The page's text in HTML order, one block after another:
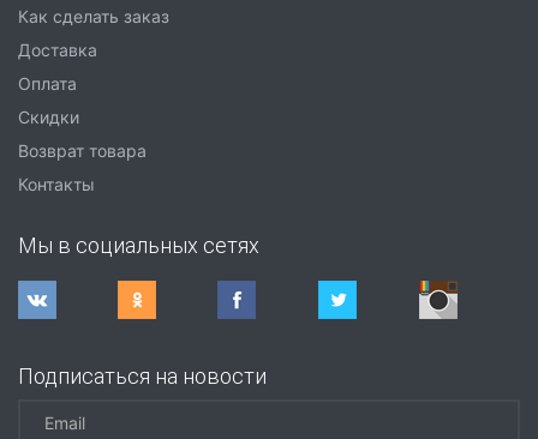
Как сделать заказ
Доставка
Оплата
Скидки
Возврат товара
Контакты
Мы в социальных сетях
Подписаться на новости